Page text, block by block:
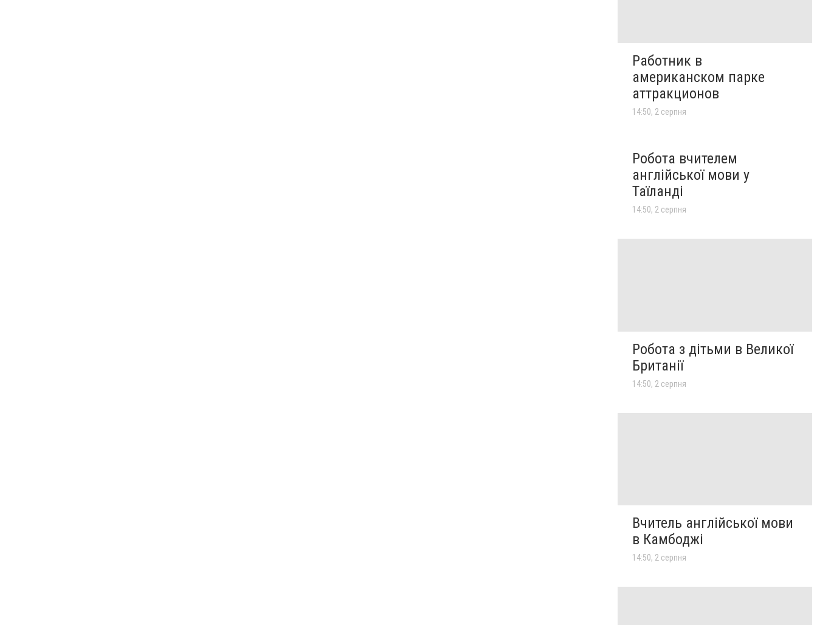
Работник в
американском парке
аттракционов
14:50, 2 серпня
Робота вчителем
англійської мови у
Таїланді
14:50, 2 серпня
Робота з дітьми в Великої
Британії
14:50, 2 серпня
Вчитель англійської мови
в Камбоджі
14:50, 2 серпня